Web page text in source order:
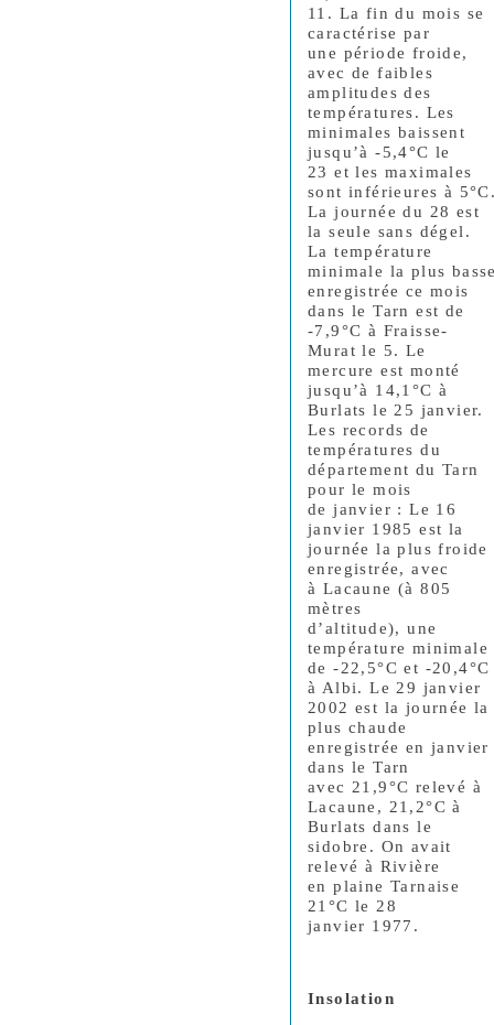
11. La fin du mois se
caractérise par
une période froide,
avec de faibles
amplitudes des
températures. Les
minimales baissent
jusqu’à -5,4°C le
23 et les maximales
sont inférieures à
La journée du 28 est
la seule sans dégel.
La température
minimale la plus
enregistrée ce mois
dans le Tarn est de
-7,9°C à Fraisse-
Murat le 5. Le
mercure est monté
jusqu’à 14,1°C à
Burlats le 25 janvier.
Les records de
températures du
département du Tarn
pour le mois
de janvier : Le 16
janvier 1985 est la
journée la plus froide
enregistrée, avec
à Lacaune (à 805
mètres
d’altitude), une
température minimale
de -22,5°C et -20,4°C
à Albi. Le 29 janvier
2002 est la journée la
plus chaude
enregistrée en janvier
dans le Tarn
avec 21,9°C relevé à
Lacaune, 21,2°C à
Burlats dans le
sidobre. On avait
relevé à Rivière
en plaine Tarnaise
21°C le 28
janvier 1977.
Insolation